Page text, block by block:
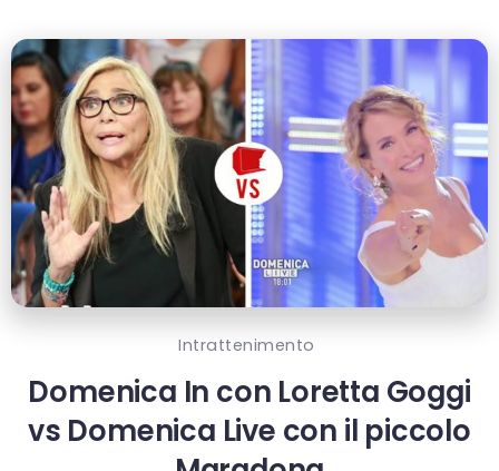
Intrattenimento
Domenica In con Loretta Goggi
vs Domenica Live con il piccolo